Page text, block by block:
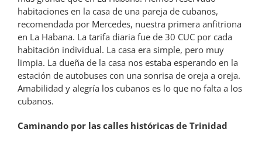
habitaciones en la casa de una pareja de cubanos,
recomendada por Mercedes, nuestra primera anfitriona
en La Habana. La tarifa diaria fue de 30 CUC por cada
habitación individual. La casa era simple, pero muy
limpia. La dueña de la casa nos estaba esperando en la
estación de autobuses con una sonrisa de oreja a oreja.
Amabilidad y alegría los cubanos es lo que no falta a los
cubanos.
Caminando por las calles históricas de Trinidad